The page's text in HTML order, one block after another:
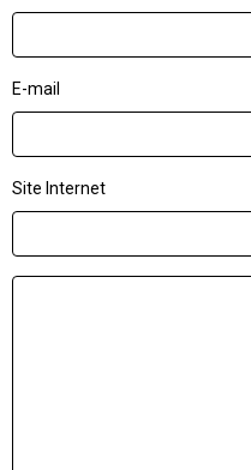
E-mail
Site Internet